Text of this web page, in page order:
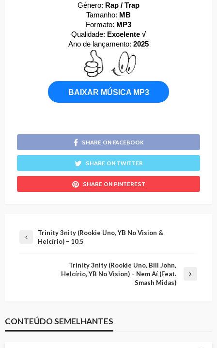
Género: Rap / Trap
Tamanho: MB
Formato: MP3
Qualidade: Excelente √
Ano de lançamento: 2025
BAIXAR MÚSICA MP3
SHARE ON FACEBOOK
SHARE ON TWITTER
SHARE ON PINTEREST
Trinity 3nity (Rookie Uno, YB No Vision &
Helcírio) – 10.5
Trinity 3nity (Rookie Uno, Bill John,
Helcírio, YB No Vision) – Nem Aí (Feat.
Smash Midas)
CONTEÚDO SEMELHANTES